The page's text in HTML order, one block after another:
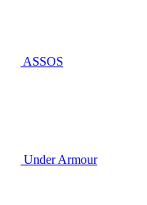
ASSOS
Under Armour